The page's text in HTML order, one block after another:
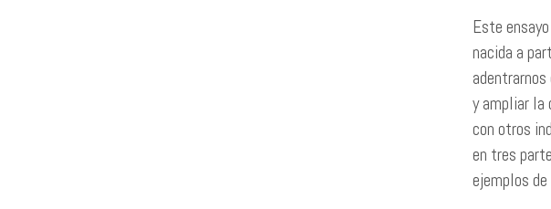
Este
nacida a
y ampliar la
con otros
en tres
ejemplos